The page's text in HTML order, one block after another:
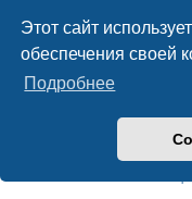
Этот сайт
обеспечения своей
Подробнее
Выне можетеотвечать на
Выне можетередактировать
Выне можетеудалять свои
добавлять
Создано на основе